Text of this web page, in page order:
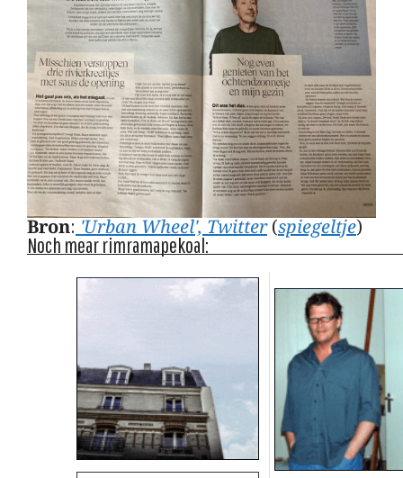
Bron: 'Urban Wheel', Twitter(spiegeltje)
Noch mear rimramapekoal: